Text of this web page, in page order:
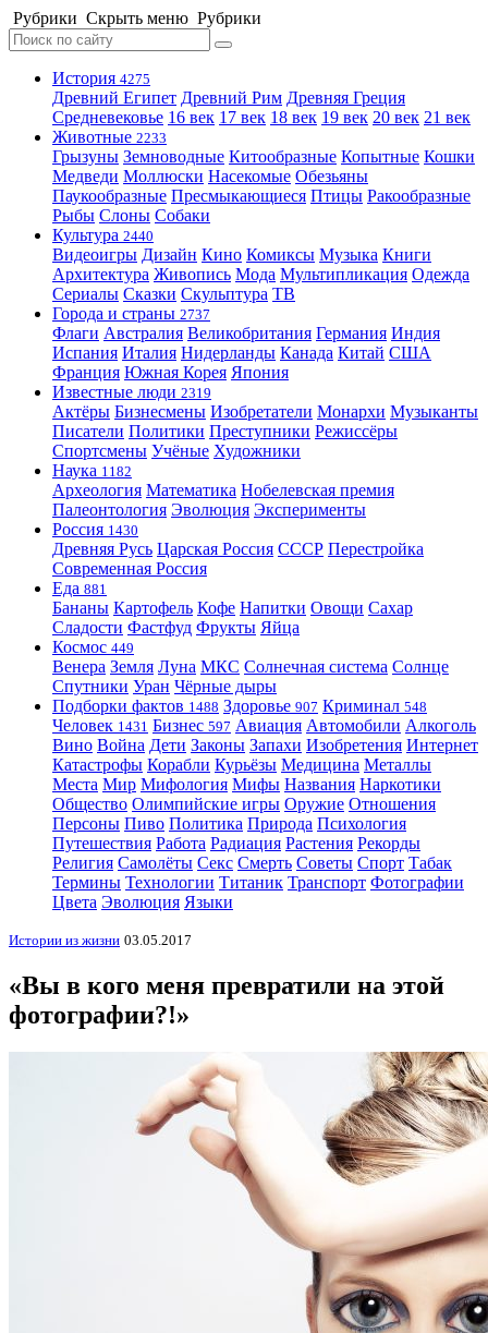
Рубрики Скрыть меню Рубрики
История 4275
Древний Египет Древний Рим Древняя Греция
Средневековье 16 век 17 век 18 век 19 век 20 век 21 век
Животные 2233
Грызуны Земноводные Китообразные Копытные Кошки
Медведи Моллюски Насекомые Обезьяны
Паукообразные Пресмыкающиеся Птицы Ракообразные
Рыбы Слоны Собаки
Культура 2440
Видеоигры Дизайн Кино Комиксы Музыка Книги
Архитектура Живопись Мода Мультипликация Одежда
Сериалы Сказки Скульптура ТВ
Города и страны 2737
Флаги Австралия Великобритания Германия Индия
Испания Италия Нидерланды Канада Китай США
Франция Южная Корея Япония
Известные люди 2319
Актёры Бизнесмены Изобретатели Монархи Музыканты
Писатели Политики Преступники Режиссёры
Спортсмены Учёные Художники
Наука 1182
Археология Математика Нобелевская премия
Палеонтология Эволюция Эксперименты
Россия 1430
Древняя Русь Царская Россия СССР Перестройка
Современная Россия
Еда 881
Бананы Картофель Кофе Напитки Овощи Сахар
Сладости Фастфуд Фрукты Яйца
Космос 449
Венера Земля Луна МКС Солнечная система Солнце
Спутники Уран Чёрные дыры
Подборки фактов 1488 Здоровье 907 Криминал 548
Человек 1431 Бизнес 597 Авиация Автомобили Алкоголь
Вино Война Дети Законы Запахи Изобретения Интернет
Катастрофы Корабли Курьёзы Медицина Металлы
Места Мир Мифология Мифы Названия Наркотики
Общество Олимпийские игры Оружие Отношения
Персоны Пиво Политика Природа Психология
Путешествия Работа Радиация Растения Рекорды
Религия Самолёты Секс Смерть Советы Спорт Табак
Термины Технологии Титаник Транспорт Фотографии
Цвета Эволюция Языки
Истории из жизни 03.05.2017
«Вы в кого меня превратили на этой
фотографии?!»